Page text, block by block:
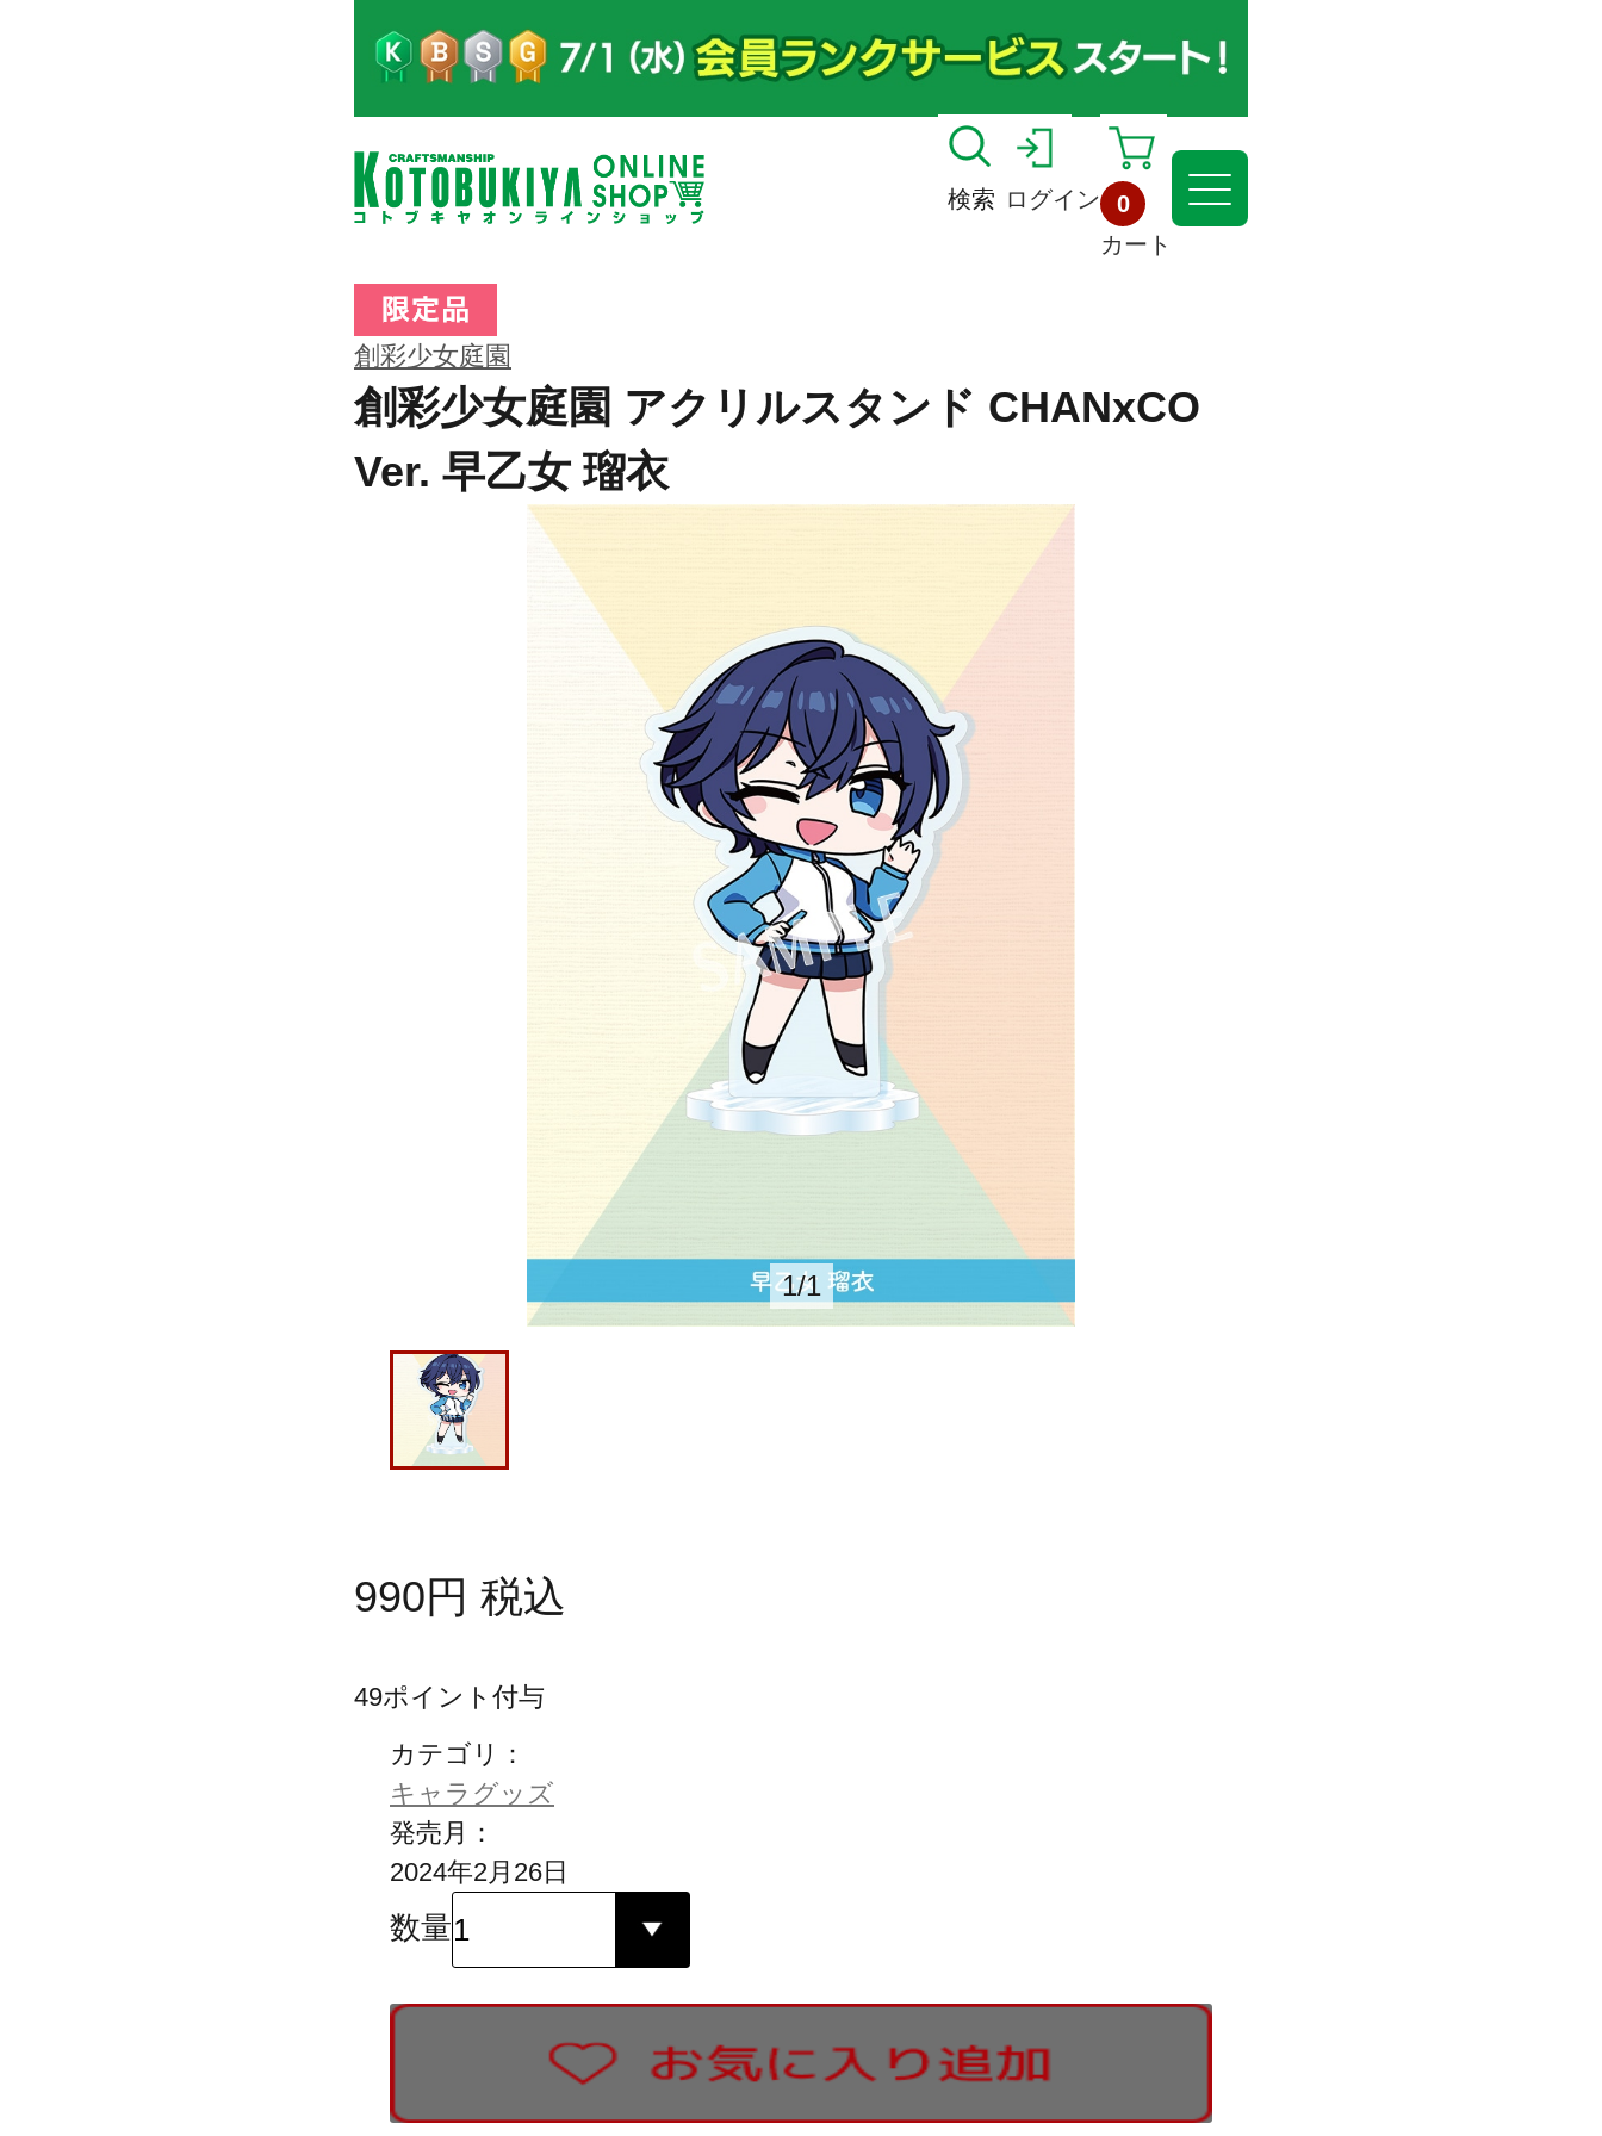
検索 ログイン
0
カート
創彩少女庭園
創彩少女庭園 アクリルスタンド CHANxCO
Ver. 早乙女 瑠衣
1/1
990円 税込
49ポイント付与
カテゴリ：
キャラグッズ
発売月：
2024年2月26日
数量